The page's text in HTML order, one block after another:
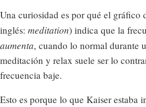
Una curiosidad es por qué el gráfico
inglés: meditation) indica que la
aumenta, cuando lo normal durante
meditación y relax suele ser lo
frecuencia baje.
Esto es porque lo que Kaiser estaba